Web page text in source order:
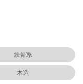
鉄骨系
木造